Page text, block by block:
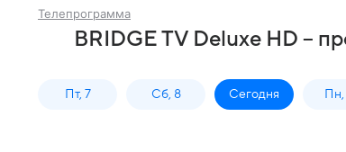
Телепрограмма
BRIDGE TV Deluxe HD –
Пт, 7 Сб, 8 Сегодня Пн,